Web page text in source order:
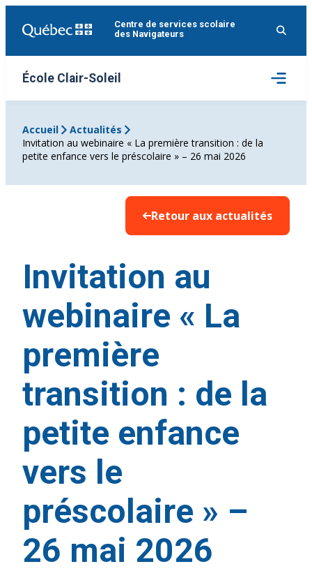
Centre de services scolaire
des Navigateurs
École Clair-Soleil
Ouvrir
le
menu
Accueil
Actualités
Invitation au webinaire « La première transition : de la
petite enfance vers le préscolaire » – 26 mai 2026
Retour aux actualités
Invitation au
webinaire « La
première
transition : de la
petite enfance
vers le
préscolaire » –
26 mai 2026